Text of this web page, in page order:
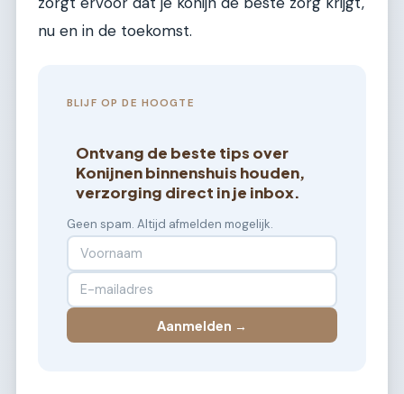
nu en in de toekomst.
BLIJF OP DE HOOGTE
Ontvang de beste tips over
Konijnen binnenshuis houden,
verzorging direct in je inbox.
Geen spam. Altijd afmelden mogelijk.
Aanmelden →